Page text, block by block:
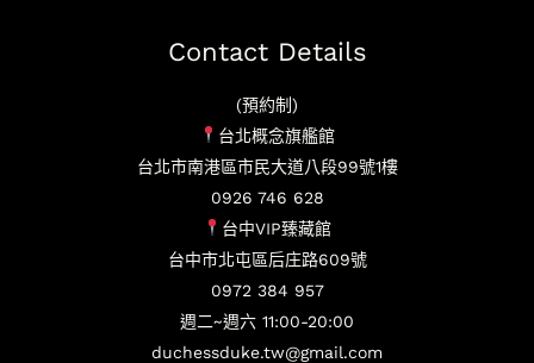
Contact Details
(預約制)
台北概念旗艦館
台北市南港區市民大道八段99號1樓
0926 746 628
台中VIP臻藏館
台中市北屯區后庄路609號
0972 384 957
週二~週六 11:00-20:00
duchessduke.tw@gmail.com